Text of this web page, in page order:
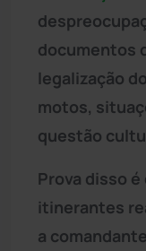
documentos
legalização
motos,
questão
Prova disso
itinerantes
a